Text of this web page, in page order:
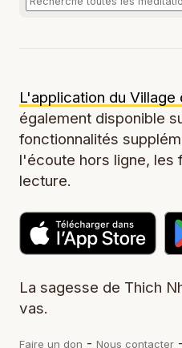
L'application du Village
également disponible
fonctionnalités
l'écoute hors ligne, les
lecture.
La sagesse de Thich
vas.
Faire un don - Nous contacter -